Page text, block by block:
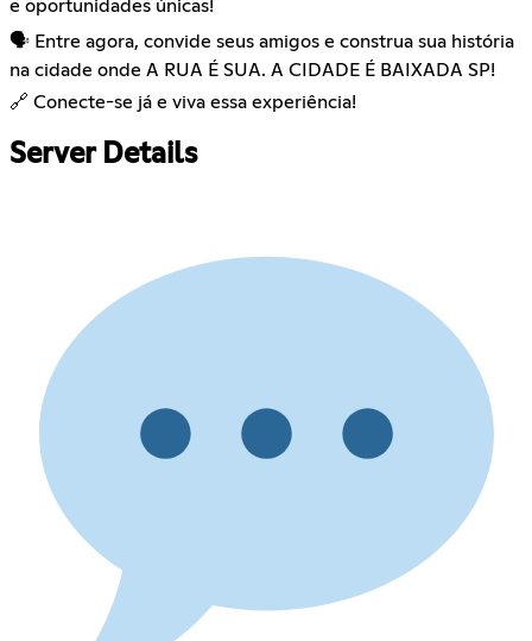
e oportunidades únicas!
🗣️ Entre agora, convide seus amigos e construa sua história
na cidade onde A RUA É SUA. A CIDADE É BAIXADA SP!
🔗 Conecte-se já e viva essa experiência!
Server Details